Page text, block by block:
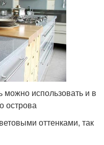
использовать и в
острова
оттенками, так